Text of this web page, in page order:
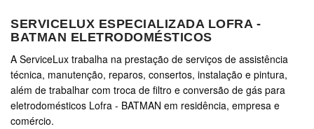
SERVICELUX ESPECIALIZADA LOFRA -
BATMAN ELETRODOMÉSTICOS
A ServiceLux trabalha na prestação de serviços de assistência
técnica, manutenção, reparos, consertos, instalação e pintura,
além de trabalhar com troca de filtro e conversão de gás para
eletrodomésticos Lofra - BATMAN em residência, empresa e
comércio.